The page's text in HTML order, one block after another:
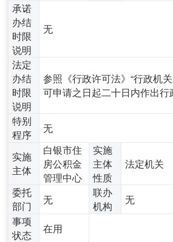
承诺
办结
时限
说明
无
法定
办结
时限
说明
参照《行政许可法》“行政机
可申请之日起二十日内作出行
特别
程序
无
实施
主体
白银市住
房公积金
管理中心
实施
主体
性质
法定机关
委托
部门
无
联办
机构
无
事项
状态
在用